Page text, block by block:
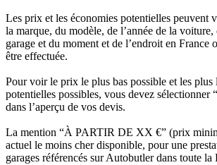
Les prix et les économies potentielles peuvent
la marque, du modèle, de l’année de la
garage et du moment et de l’endroit en France
être effectuée.
Pour voir le prix le plus bas possible et les plus
potentielles possibles, vous devez sélectionner
dans l’aperçu de vos devis.
La mention “À PARTIR DE XX €” (prix
actuel le moins cher disponible, pour une
garages référencés sur Autobutler dans toute la